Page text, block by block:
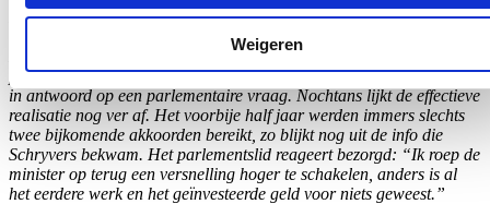
Weigeren
In totaal werd al meer dan 6,1 miljoen euro uitgegeven voor
onteigeningen die nodig zijn voor de aanleg van fietspad langs de
N12 tussen Westmalle en Sint-Antonius. Dat vernam Vlaams
parlementslid en Zoersels burgemeester Katrien Schryvers (cd&v)
in antwoord op een parlementaire vraag. Nochtans lijkt de effectieve
realisatie nog ver af. Het voorbije half jaar werden immers slechts
twee bijkomende akkoorden bereikt, zo blijkt nog uit de info die
Schryvers bekwam. Het parlementslid reageert bezorgd: “Ik roep de
minister op terug een versnelling hoger te schakelen, anders is al
het eerdere werk en het geïnvesteerde geld voor niets geweest.”